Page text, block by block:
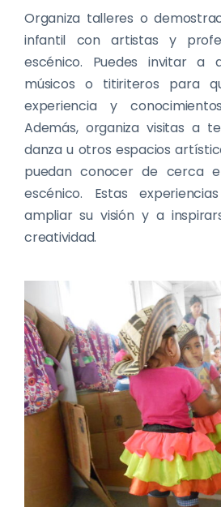
Organiza talleres o
infantil con artistas y
escénico. Puedes invitar a
músicos o titiriteros para
experiencia y
Además, organiza visitas a
danza u otros espacios
puedan conocer de cerca
escénico. Estas
ampliar su visión y a
creatividad.